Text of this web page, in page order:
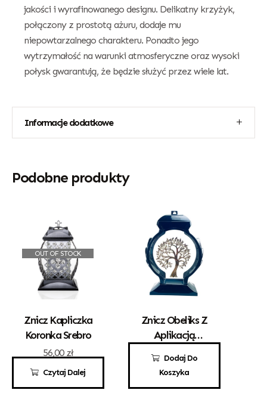
jakości i wyrafinowanego designu. Delikatny krzyżyk,
połączony z prostotą ażuru, dodaje mu
niepowtarzalnego charakteru. Ponadto jego
wytrzymałość na warunki atmosferyczne oraz wysoki
połysk gwarantują, że będzie służyć przez wiele lat.
Informacje dodatkowe
Podobne produkty
OUT OF STOCK
Czytaj Dalej
Znicz Kapliczka
Koronka Srebro
56,00 zł
Dodaj Do
Koszyka
Znicz Obeliks Z
Aplikacją
100,00zł